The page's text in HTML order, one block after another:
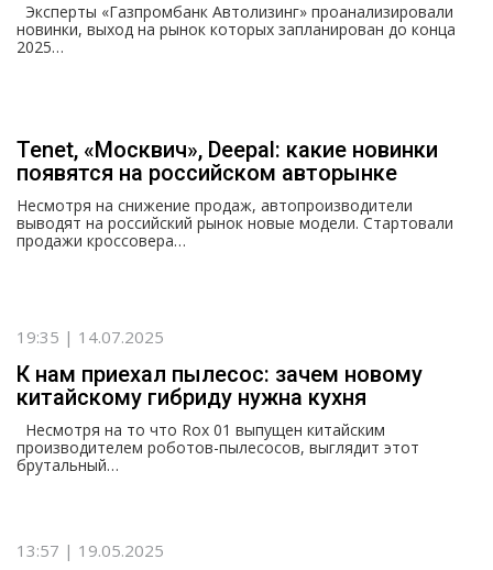
Эксперты «Газпромбанк Автолизинг» проанализировали
новинки, выход на рынок которых запланирован до конца
2025…
Tenet, «Москвич», Deepal: какие новинки
появятся на российском авторынке
Несмотря на снижение продаж, автопроизводители
выводят на российский рынок новые модели. Стартовали
продажи кроссовера…
19:35 | 14.07.2025
К нам приехал пылесос: зачем новому
китайскому гибриду нужна кухня
Несмотря на то что Rox 01 выпущен китайским
производителем роботов-пылесосов, выглядит этот
брутальный…
13:57 | 19.05.2025